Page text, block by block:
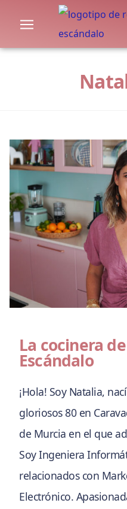
La cocinera
Escándalo
¡Hola! Soy Natalia,
gloriosos 80 en
de Murcia en el que
Soy Ingeniera
relacionados con
Electrónico.